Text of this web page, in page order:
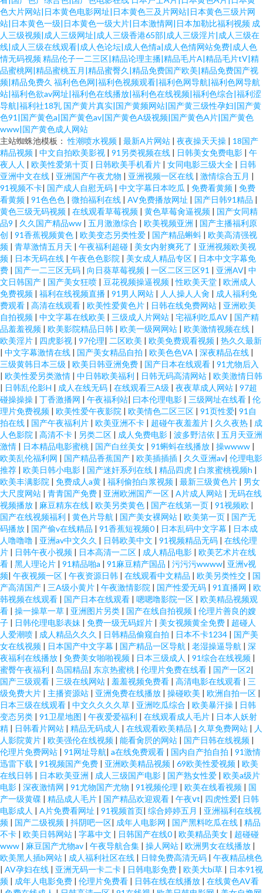
色大片网站|日本黄色电影网址|日本黄色三及片网站|日本黄色三级片网
站|日本黄色一级|日本黄色一级大片|日本激情网|日本加勒比福利视频 成
人三级视频|成人三级网址|成人三级香港65部|成人三级淫片|成人三级在
线|成人三级在线观看|成人色论坛|成人色情a|成人色情网站免费|成人色
情无码视频精品伦子一二三区|精品论理主播|精品毛片A|精品毛片tV|精
品蜜桃网|精品蜜桃五月|精品蜜臀久|精品免费国产欧美|精品免费国产视
频|精品免费久 福利色色网|福利色视频观看|福利色网导航|福利色网导航
站|福利色欲av网址|福利色在线播放|福利色在线视频|福利色综合|福利涩
导航|福利社18乳 国产黄片真实|国产黄频网站|国产黄三级性孕妇|国产黄
色91|国产黄色a|国产黄色av|国产黄色A级视频|国产黄色A片|国产黄色
www|国产黄色成人网站
主站蜘蛛池模板：性潮喷水视频 | 最新A片网站 | 夜夜操天天操 | 18国产
精品视频 | 中文自拍欧美影视 | 91另类视频在线 | 日韩美女免费电影 | 午
夜人人 | 欧美性爱第十页 | 日韩欧美手机看片 | 女同电影三级大全 | 日韩
亚洲中文在线 | 亚洲国产午夜尤物 | 亚洲视频一区在线 | 激情综合五月 |
91视频不卡| 国产成人自慰无码 | 中文字幕日本吃瓜 | 免费看黄频 | 免费
看黄频 | 91色色色 | 微拍福利在线 | AV免费播放网址 | 国产日韩91精品 |
黄色三级无码视频 | 在线观看草莓视频 | 黄色草莓肏逼视频 | 国产女同精
品9 | 久久国产精品ww | 五月激激综合 | 欧美视频亚洲 | 国产主播福利原
创 | 91香蕉视频黄色 | 欧美变态另类性爱 | 国产精品蝌蚪 | 欧美高清强视
频 | 青草激情五月天 | 午夜福利超碰 | 美女内射爽死了 | 亚洲视频欧美视
频 | 日本无码在线 | 午夜色色影院 | 美女成人精品专区 | 日本中文字幕免
费 | 国产一二三区无码 | 向日葵草莓视频 | 一区二区三区91 | 亚洲AV| 中
文日韩国产 | 国产美女狂喷 | 豆花视频操逼视频 |性欧美天堂 | 欧洲成人
免费视频 | 福利在线视频直播 | 91男人网站 | 人人操人人肏 | 成人福利免
费观看 | 高清在线观看 | 欧美性爱黄色片 | 日韩在线免费网站 | 亚洲欧美
自拍视频 | 中文字幕在线欧美 | 三级成人片网站 | 宅福利吃瓜AV | 国产精
品羞羞视频 | 欧美影院精品日韩 | 欧美一级网网站 | 欧美激情视频在线 |
欧美淫片 | 四虎影视 | 97伦理| 二区欧美 | 欧美免费观看视频 | 热久久最新
| 中文字幕激情在线 | 国产美女精品自拍 | 欧美色色VA | 深夜精品在线 |
三级黄韩日本三级 | 欧美日韩亚洲免费 | 国产日本在线观看 | 91尤物后入
| 欧美性爱另类激情 | 中日韩欧美福利 | 日韩无码高清网站 | 欧美激情日韩
| 日韩乱伦影H | 成人在线无码 | 在线观看三A级 | 夜夜草成人网站 | 97超
碰操操操 | 丁香激播网 | 午夜福利站| 曰本伦理电影 | 三级网址在线看 | 伦
理片免费视频 | 欧美性爱午夜影院 | 欧美情色二区三区 | 91页性爱| 91自
拍在线 | 国产午夜福利片 | 欧美亚洲不卡 | 超碰午夜羞羞片 | 久久夜热 | 成
人色影院 | 高清不卡 | 另类二区 | 成人免费电影 | 波多野洁依 | 五月天亚洲
激情 | 日本精品电影蜜桃 | 国产白丝美女 | 91蝌蚪在线播放 | 操wwww |
欧美乱伦福利网 | 国产精品香蕉国产 | 欧美插插插 | 久久亚洲av| 伦理电影
推荐 | 欧美日韩小电影 | 国产迷奸系列在线 | 精品四虎 | 白浆蜜桃视频h |
欧美丰满影院 | 免费成人a黄 | 福利偷拍白浆视频 | 最新三级黄色片 | 男女
大尺度网站 | 青青国产免费 | 亚洲欧洲国产一区 | A片成人网站 | 无码在线
视频播放 | 麻豆精东在线 | 欧美另类黄色 | 国产在线第一页 | 91视频欧 |
国产在线视频福利 | 黄色片导航 | 国产美女裸网站 | 欧美第一页 | 国产无
码播放 | 国产偷v在线精品 | 91香蕉短视频0 | 日本乱码中文字幕 | 日本成
人噜噜噜 | 亚洲av中文久久 | 日韩欧美中文 | 91视频精品无码 | 在线伦理
片 | 日韩午夜小视频 | 日本高清一二区 | 成人精品电影 | 欧美艺术片在线
看 | 黑人理论片 | 91精品啪a | 91麻豆精产国品 | 污污污wwww| 亚洲v视
频| 午夜视频一区 | 午夜资源日韩 | 在线观看中文精品 | 欧美另类性交 | 国
产高清国产 | 三A级小黄片 | 午夜激情影院 | 国产性爱无码 | 91直播网 | 欧
韩视频在线观看 | 国产日本在线观看 | 嗯嗯噜影院一区 | 欧美精品视频观
看 | 操一操草一草 | 亚洲图片另类 | 国产在线自拍视频 | 伦理片善良的嫂
子 | 日韩伦理电影表妹 | 免费一级无码婬片 | 美女视频黄全免费 | 超碰人
人爱潮喷 | 成人精品久久久 | 日韩精品偷窥自拍 | 日本不卡1234 | 国产美
女在线视频 | 日本国产中文字幕 | 国产精品一区导航 | 老湿操逼导航 | 深
夜福利在线播放 | 免费美女啪啪视频 | 日本三级成人 | 91综合在线视频 |
蜜臀午夜福利 | 岛国精品| 东京热蜜桃 | 伦理片免费在线看 | 国产一区2|
国产三级观看 | 三级在线网站 | 羞羞视频免费看 | 高清电影在线观看 | 三
级免费大片 | 主播资源站 | 亚洲免费在线播放 | 操碰欧美 | 欧洲自拍一区 |
日本三级在线观看 | 中文久久久久草 | 亚洲吃瓜综合 | 欧美暴汗操 | 日韩
变态另类 | 91卫星地图 | 午夜爱爱福利 | 在线观看成人毛片 | 日本人妖射
精 | 日韩看片网站 | 精品无码成人 | 在线观看欧美精品 | 久草免费网站 | 人
人影院黄片 | 欧美强伦在线视频 | 能看肏屄的网站 | 国产日韩在线视频 |
伦理片免费网站 | 91网址导航| a在线免费观看 | 国内自产拍自拍 | 91激情
迅雷下载 | 91视频国产免费 | 亚洲欧美精品视频 | 69欧美性爱视频 | 欧美
在线日韩 | 日本欧美亚洲 | 成人三级国产电影 | 国产熟女性爱 | 欧美a级片
电影 | 深夜激情网 | 91尤物国产尤物 | 91视频伦理 | 欧美在线看视频 | 国
产一级黄碟 | 精品成人毛片 | 国产精品欢迎观看 | 午夜ⅴt| 四虎性爱| 日韩
电影成人 | A片免费看网址 | 91视频首页| 综合婷婷五月 | 亚洲福利在线视
频 | 国产二级视频 | 抖阴吧一区| 成年人电影网 | 国产黑料吃瓜在线 | 精品
不卡 | 欧美日韩网站 | 字幕中文 | 日韩国产在线0 | 欧美精品美女 | 超碰碰
www | 麻豆国产尤物av | 午夜导航合集 | 操人网站 | 欧洲男女在线播放 |
欧美黑人插b网站 | 成人福利社区在线 | 日韓免费高清无码 | 午夜精品桃色
| AV孕妇在线 | 亚洲无码一卡二卡 | 日韩电影免费 | 欧美大bi草 | 日本91视
频 | 成年人电影免费 | 伦理片免费看 | 日韩在线在线播放 | 在线黄色AV看